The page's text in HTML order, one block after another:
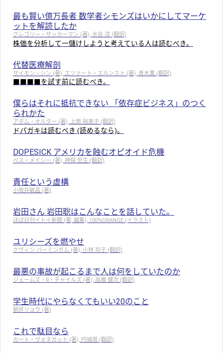
最も賢い億万長者 数学者シモンズはいかにしてマーケ
ットを解読したか
グレゴリー・ザッカーマン (著), 水谷 淳 (翻訳)
株価を分析して一儲けしようと考えている人は読むべき。
代替医療解剖
サイモン・シン (著), エツァート・エルンスト (著), 青木薫 (翻訳)
■■■■を試す前に読むべき。
僕らはそれに抵抗できない 「依存症ビジネス」のつく
られかた
アダム・オルター (著), 上原 裕美子 (翻訳)
ドパガキは読むべき (読めるなら)。
DOPESICK アメリカを蝕むオピオイド危機
ベス・メイシー (著), 神保 哲生 (翻訳)
責任という虚構
小坂井敏晶 (著)
岩田さん 岩田聡はこんなことを話していた。
ほぼ日刊イトイ新聞 (著, 編集), 100%ORANGE (イラスト)
ユリシーズを燃やせ
ケヴィン バーミンガム (著), 小林 玲子 (翻訳)
最悪の事故が起こるまで人は何をしていたのか
ジェームズ・R・チャイルズ (著), 高橋 健次 (翻訳)
学生時代にやらなくてもいい20のこと
朝井リョウ (著)
これで駄目なら
カート・ヴォネガット (著), 円城塔 (翻訳)